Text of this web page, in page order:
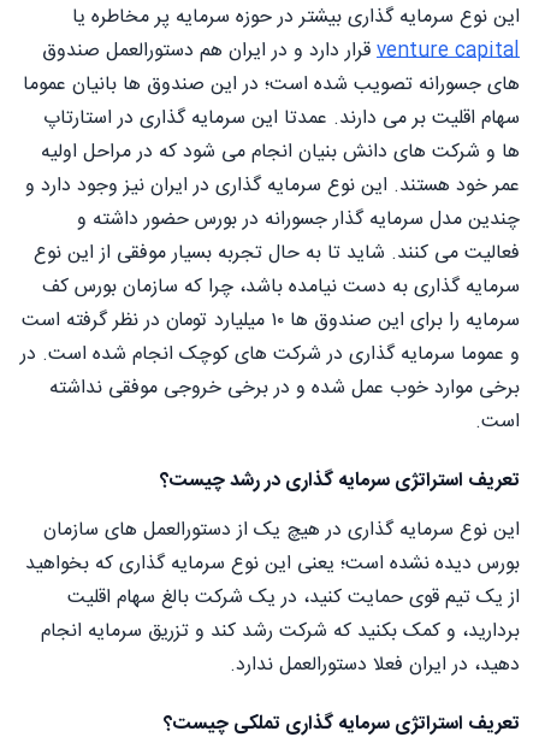
این نوع سرمایه گذاری بیشتر در حوزه سرمایه پر مخاطره یا
venture capitalقرار دارد و در ایران هم دستورالعمل صندوق
های جسورانه تصویب شده است؛ در این صندوق ها بانیان عموما
سهام اقلیت بر می دارند. عمدتا این سرمایه گذاری در استارتاپ
ها و شرکت های دانش بنیان انجام می شود که در مراحل اولیه
عمر خود هستند. این نوع سرمایه گذاری در ایران نیز وجود دارد و
چندین مدل سرمایه گذار جسورانه در بورس حضور داشته و
فعالیت می کنند. شاید تا به حال تجربه بسیار موفقی از این نوع
سرمایه گذاری به دست نیامده باشد، چرا که سازمان بورس کف
سرمایه را برای این صندوق ها ۱۰ میلیارد تومان در نظر گرفته است
و عموما سرمایه گذاری در شرکت های کوچک انجام شده است. در
برخی موارد خوب عمل شده و در برخی خروجی موفقی نداشته
است.
تعریف استراتژی سرمایه گذاری در رشد چیست؟
این نوع سرمایه گذاری در هیچ یک از دستورالعمل های سازمان
بورس دیده نشده است؛ یعنی این نوع سرمایه گذاری که بخواهید
از یک تیم قوی حمایت کنید، در یک شرکت بالغ سهام اقلیت
بردارید، و کمک بکنید که شرکت رشد کند و تزریق سرمایه انجام
دهید، در ایران فعلا دستورالعمل ندارد.
تعریف استراتژی سرمایه گذاری تملکی چیست؟